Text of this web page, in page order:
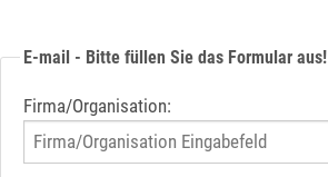
E-mail - Bitte füllen Sie das Formular aus!
Firma/Organisation: